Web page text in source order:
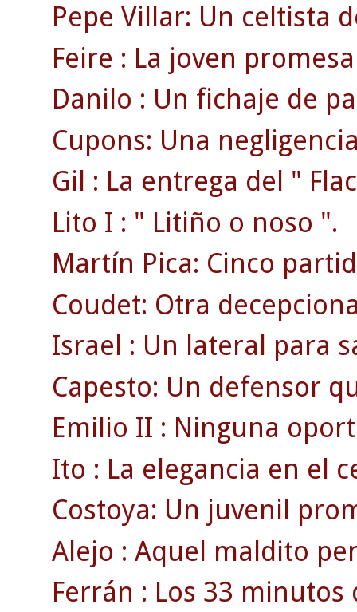
Pepe Villar: Un celtista
Feire : La joven
Danilo : Un fichaje de
Cupons: Una
Gil : La entrega del "
Lito I : " Litiño o noso ".
Martín Pica: Cinco
Coudet: Otra
Israel : Un lateral para
Capesto: Un defensor
Emilio II : Ninguna
Ito : La elegancia en el
Costoya: Un juvenil
Alejo : Aquel maldito
Ferrán : Los 33 minutos